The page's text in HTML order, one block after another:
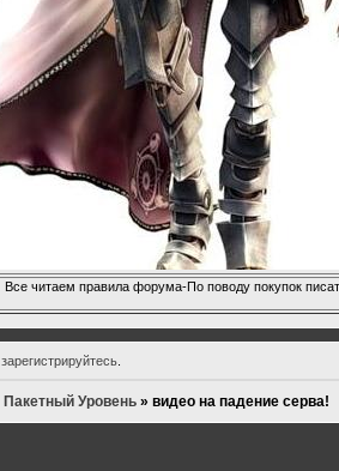
Все читаем правила форума-По поводу покупок
зарегистрируйтесь.
Пакетный Уровень »видео на падение серва!